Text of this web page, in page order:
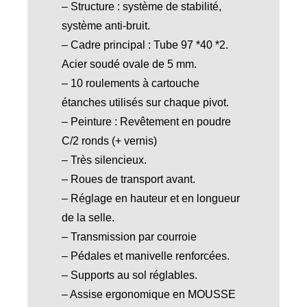
– Structure : système de stabilité,
système anti-bruit.
– Cadre principal : Tube 97 *40 *2.
Acier soudé ovale de 5 mm.
– 10 roulements à cartouche
étanches utilisés sur chaque pivot.
– Peinture : Revêtement en poudre
C/2 ronds (+ vernis)
– Très silencieux.
– Roues de transport avant.
– Réglage en hauteur et en longueur
de la selle.
– Transmission par courroie
– Pédales et manivelle renforcées.
– Supports au sol réglables.
– Assise ergonomique en MOUSSE